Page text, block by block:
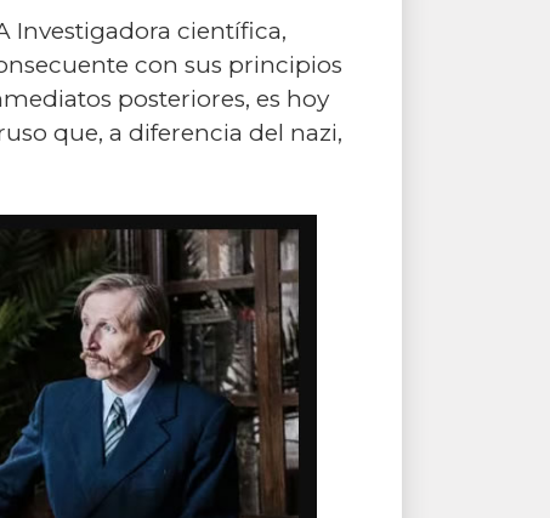
Investigadora científica,
con sus principios
posteriores, es hoy
que, a diferencia del nazi,